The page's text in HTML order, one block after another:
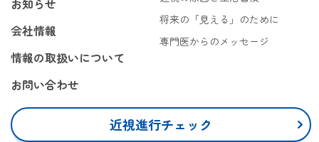
お知らせ
会社情報
情報の取扱いについて
お問い合わせ
将来の「見える」のために
専門医からのメッセージ
近視進行チェック